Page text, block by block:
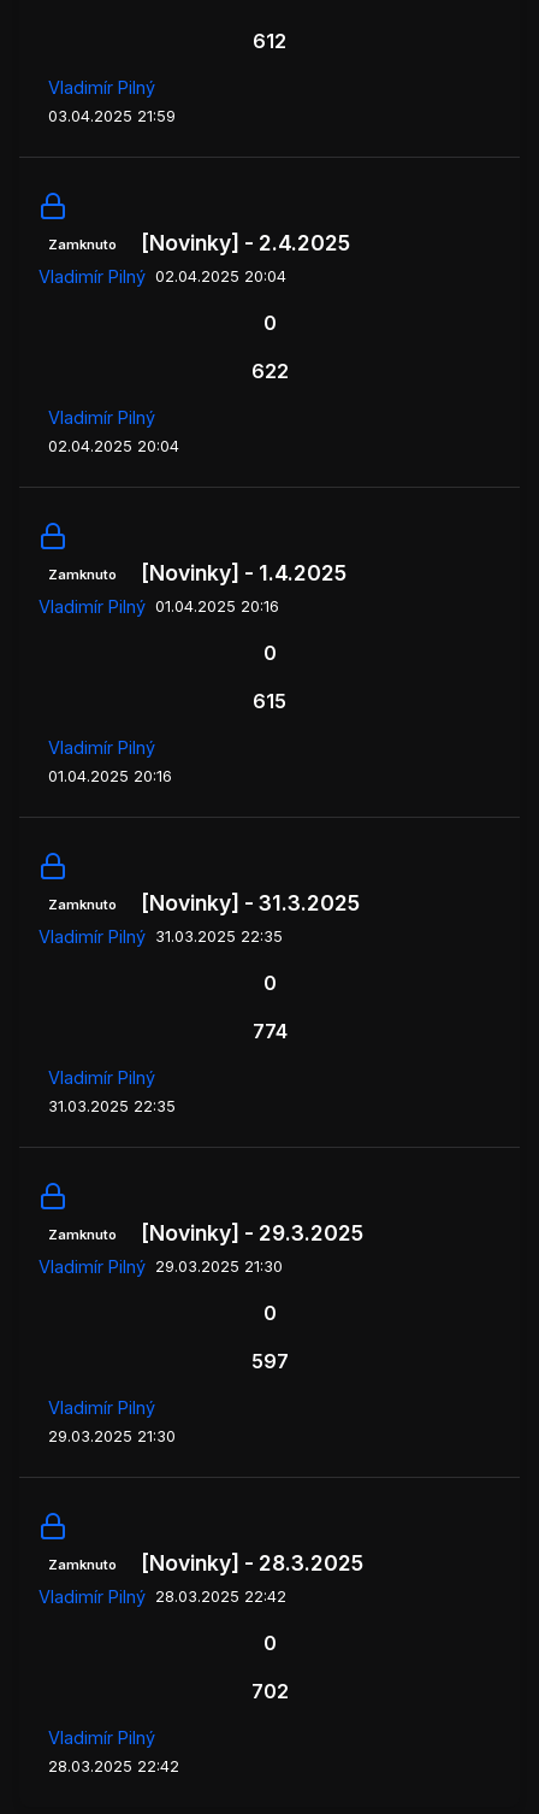
612
Vladimír Pilný
03.04.2025 21:59
Zamknuto [Novinky] - 2.4.2025
Vladimír Pilný 02.04.2025 20:04
0
622
Vladimír Pilný
02.04.2025 20:04
Zamknuto [Novinky] - 1.4.2025
Vladimír Pilný 01.04.2025 20:16
0
615
Vladimír Pilný
01.04.2025 20:16
Zamknuto [Novinky] - 31.3.2025
Vladimír Pilný 31.03.2025 22:35
0
774
Vladimír Pilný
31.03.2025 22:35
Zamknuto [Novinky] - 29.3.2025
Vladimír Pilný 29.03.2025 21:30
0
597
Vladimír Pilný
29.03.2025 21:30
Zamknuto [Novinky] - 28.3.2025
Vladimír Pilný 28.03.2025 22:42
0
702
Vladimír Pilný
28.03.2025 22:42